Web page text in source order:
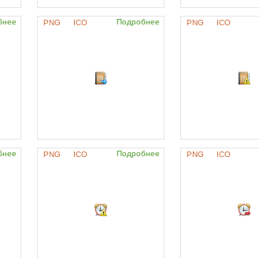
PNG ICO Подробнее PNG ICO
PNG ICO Подробнее PNG ICO